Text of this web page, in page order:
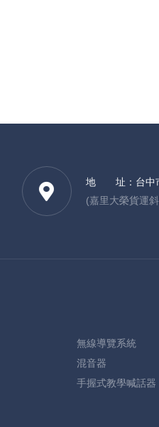
地 址： 台中
(嘉里大榮貨運
無線導覽系統
混音器
手握式教學喊話器